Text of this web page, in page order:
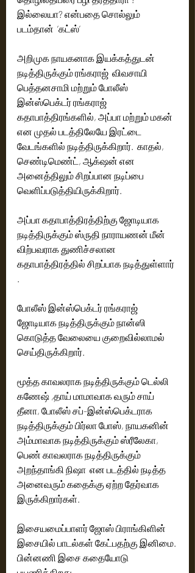
இல்லையா? என்பதை சொல்லும்
படம்தான்  ‘கட்ஸ்’
அறிமுக நாயகனாக இயக்கத்துடன்
நடித்திருக்கும் ரங்கராஜ்  விவசாயி
பெத்தனசாமி மற்றும் போலீஸ்
இன்ஸ்பெக்டர் ரங்கராஜ்
கதாபாத்திரங்களில், அப்பா மற்றும் மகன்
என முதல் படத்திலேயே இரட்டை
வேடங்களில் நடித்திருக்கிறார்.  காதல்,
செண்டிமெண்ட், ஆக்‌ஷன் என
அனைத்திலும் சிறப்பான நடிப்பை
வெளிப்படுத்தியிருக்கிறார்.
அப்பா கதாபாத்திரத்திற்கு ஜோடியாக
நடித்திருக்கும் ஸ்ருதி நாராயணன் மீன்
விற்பவராக துணிச்சலான
கதாபாத்திரத்தில் சிறப்பாக நடித்துள்ளார்
.
போலீஸ் இன்ஸ்பெக்டர் ரங்கராஜ்
ஜோடியாக நடித்திருக்கும் நான்ஸி
கொடுத்த வேலையை குறைவில்லாமல்
செய்திருக்கிறார்.
மூத்த காவலராக நடித்திருக்கும் டெல்லி
கணேஷ் ,தாய் மாமாவாக வரும் சாய்
தீனா, போலீஸ் சப்-இன்ஸ்பெக்டராக
நடித்திருக்கும் பிர்லா போஸ், நாயகனின்
அம்மாவாக நடித்திருக்கும் ஸ்ரீலேகா,
பெண் காவலராக நடித்திருக்கும்
அறந்தாங்கி நிஷா  என படத்தில் நடித்த
அனைவரும் கதைக்கு ஏற்ற தேர்வாக
இருக்கிறார்கள்.
இசையமைப்பாளர் ஜோஸ் பிராங்கிளின்
இசையில் பாடல்கள் கேட்பதற்கு இனிமை.
பின்னணி இசை கதையோடு